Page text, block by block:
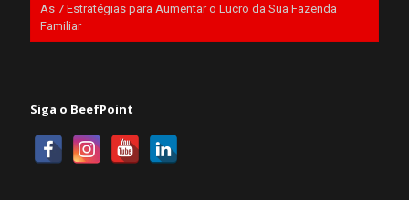
As 7 Estratégias para Aumentar o Lucro da Sua Fazenda
Familiar
Siga o BeefPoint